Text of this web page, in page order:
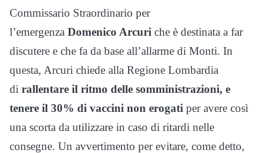
Commissario Straordinario per
l’emergenza Domenico Arcuri che è destinata a far
discutere e che fa da base all’allarme di Monti. In
questa, Arcuri chiede alla Regione Lombardia
di rallentare il ritmo delle somministrazioni, e
tenere il 30% di vaccini non erogati per avere così
una scorta da utilizzare in caso di ritardi nelle
consegne. Un avvertimento per evitare, come detto,